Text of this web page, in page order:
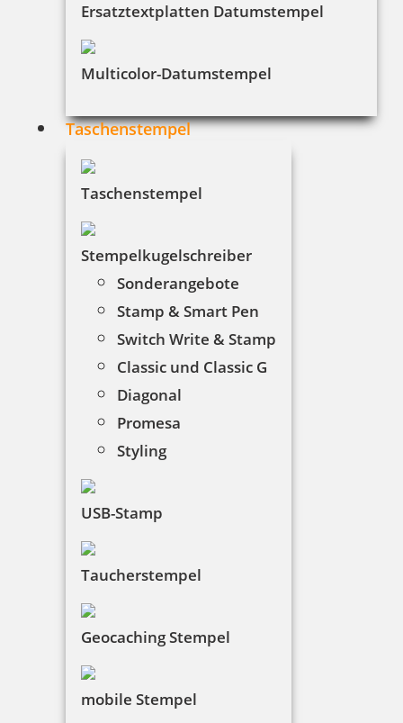
Ersatztextplatten Datumstempel
Multicolor-Datumstempel
Taschenstempel
Taschenstempel
Stempelkugelschreiber
Sonderangebote
Stamp & Smart Pen
Switch Write & Stamp
Classic und Classic G
Diagonal
Promesa
Styling
USB-Stamp
Taucherstempel
Geocaching Stempel
mobile Stempel